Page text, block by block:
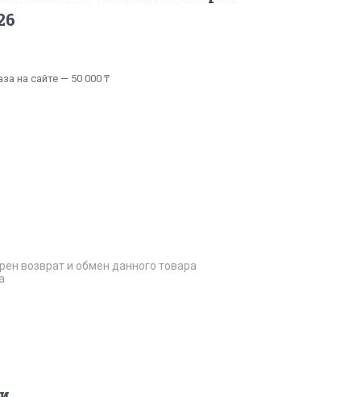
на сайте — 50 000 ₸
возврат и обмен данного товара